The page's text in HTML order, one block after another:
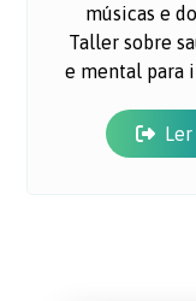
músicas e
Taller sobre
e mental para